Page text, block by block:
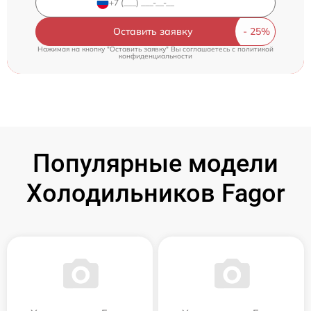
Оставить заявку
Нажимая на кнопку "Оставить заявку" Вы соглашаетесь cполитикой
конфиденциальности
Популярные модели
Холодильников Fagor